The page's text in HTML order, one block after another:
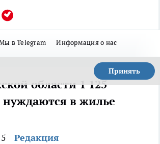
в Telegram Информация о нас
Принять
области 1 125
нуждаются в жилье
Редакция